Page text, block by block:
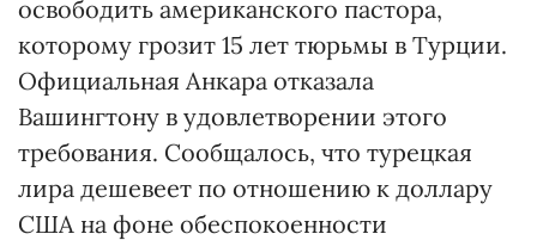
освободить американского пастора,
которому грозит 15 лет тюрьмы в Турции.
Официальная Анкара отказала
Вашингтону в удовлетворении этого
требования. Сообщалось, что турецкая
лира дешевеет по отношению к доллару
США на фоне обеспокоенности